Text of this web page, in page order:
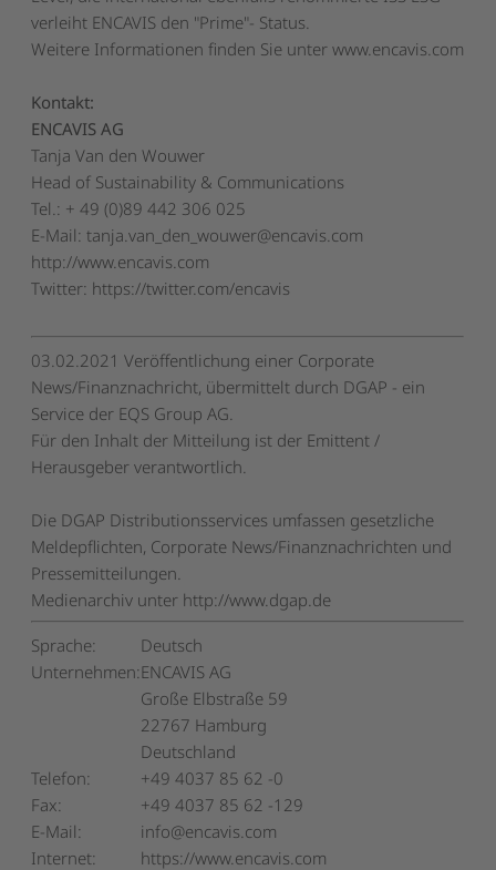
verleiht ENCAVIS den "Prime"- Status.
Weitere Informationen finden Sie unterwww.encavis.com
Kontakt:
ENCAVIS AG
Tanja Van den Wouwer
Head of Sustainability & Communications
Tel.: + 49 (0)89 442 306 025
E-Mail:tanja.van_den_wouwer@encavis.com
http://www.encavis.com
Twitter: https://twitter.com/encavis
03.02.2021 Veröffentlichung einer Corporate
News/Finanznachricht, übermittelt durch DGAP - ein
Service der EQS Group AG.
Für den Inhalt der Mitteilung ist der Emittent /
Herausgeber verantwortlich.
Die DGAP Distributionsservices umfassen gesetzliche
Meldepflichten, Corporate News/Finanznachrichten und
Pressemitteilungen.
Medienarchiv unter http://www.dgap.de
Sprache:
Deutsch
Unternehmen:ENCAVIS AG
Große Elbstraße 59
22767 Hamburg
Deutschland
Telefon:
+49 4037 85 62 -0
Fax:
+49 4037 85 62 -129
E-Mail:
info@encavis.com
Internet:
https://www.encavis.com